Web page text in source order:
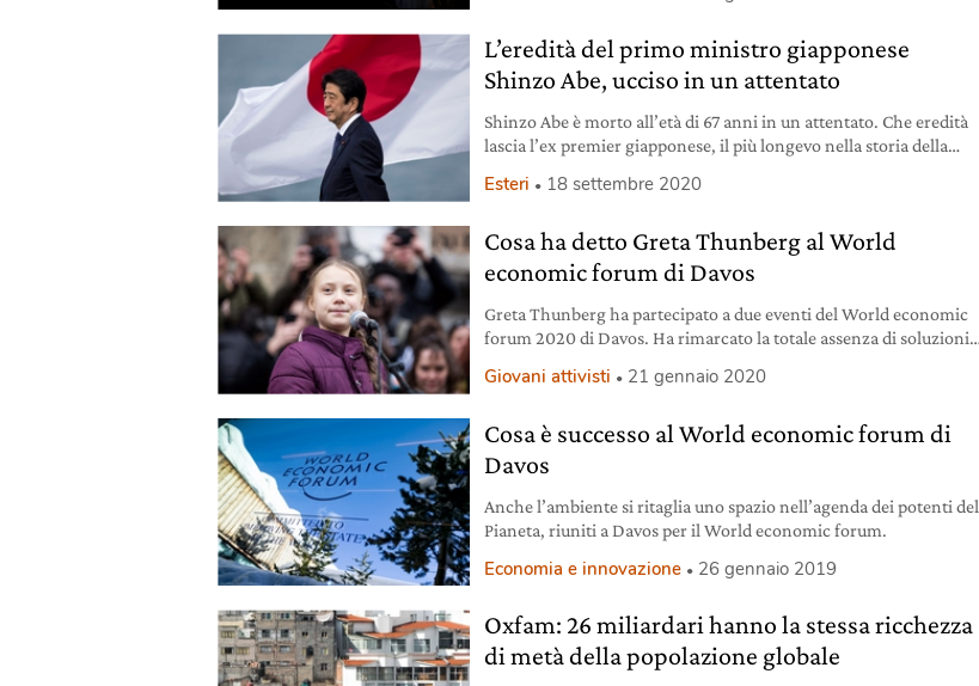
L’eredità del primo ministro giapponese
Shinzo Abe, ucciso in un attentato
Shinzo Abe è morto all’età di 67 anni in un attentato. Che eredità
lascia l’ex premier giapponese, il più longevo nella storia della
Esteri 18 settembre 2020
Cosa ha detto Greta Thunberg al World
economic forum di Davos
Greta Thunberg ha partecipato a due eventi del World economic
forum 2020 di Davos. Ha rimarcato la totale assenza di soluzioni
Giovani attivisti 21 gennaio 2020
Cosa è successo al World economic forum di
Davos
Anche l’ambiente si ritaglia uno spazio nell’agenda dei potenti del
Pianeta, riuniti a Davos per il World economic forum.
Economia e innovazione 26 gennaio 2019
Oxfam: 26 miliardari hanno la stessa ricchezza
di metà della popolazione globale